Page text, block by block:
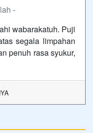
-
wabarakatuh. Puji
segala limpahan
penuh rasa syukur,